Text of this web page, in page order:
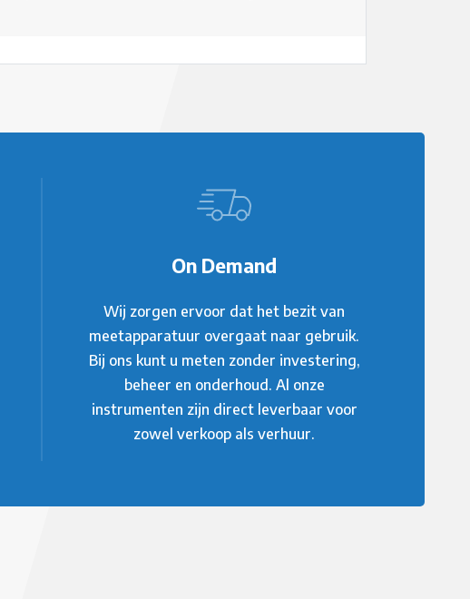
On Demand
Wij zorgen ervoor dat het bezit van
meetapparatuur overgaat naar gebruik.
Bij ons kunt u meten zonder investering,
beheer en onderhoud. Al onze
instrumenten zijn direct leverbaar voor
zowel verkoop als verhuur.